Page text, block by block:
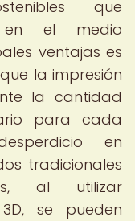
que
en el medio
ventajas es
la impresión
la cantidad
para cada
en
tradicionales
al utilizar
se pueden